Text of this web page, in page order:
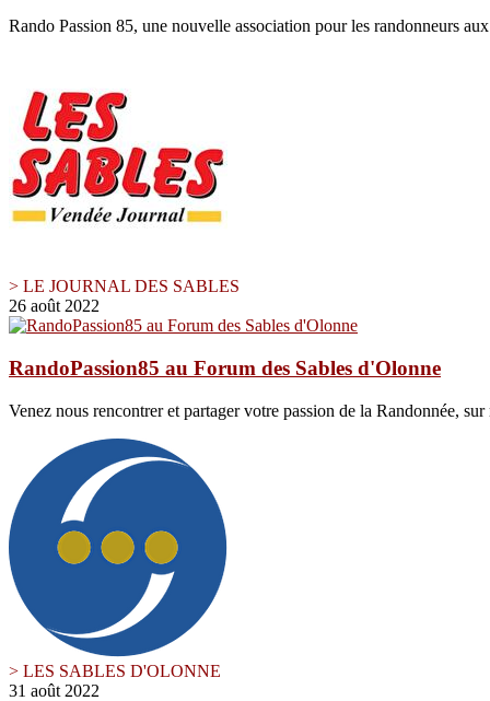
Rando Passion 85, une nouvelle association pour les randonneurs
> LE JOURNAL DES SABLES
26 août 2022
RandoPassion85 au Forum des Sables d'Olonne
Venez nous rencontrer et partager votre passion de la Randonnée,
> LES SABLES D'OLONNE
31 août 2022